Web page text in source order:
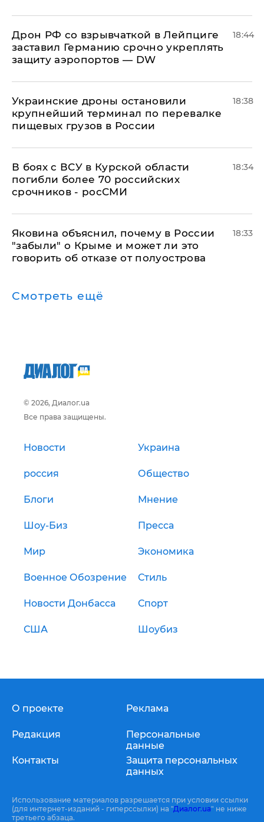
​Дрон РФ со взрывчаткой в Лейпциге
заставил Германию срочно укреплять
защиту аэропортов — DW
18:44
Украинские дроны остановили
крупнейший терминал по перевалке
пищевых грузов в России
18:38
В боях с ВСУ в Курской области
погибли более 70 российских
срочников - росСМИ
18:34
Яковина объяснил, почему в России
"забыли" о Крыме и может ли это
говорить об отказе от полуострова
18:33
Смотреть ещё
© 2026, Диалог.ua
Все права защищены.
Новости Украина
россия Общество
Блоги Мнение
Шоу-Биз Пресса
Мир Экономика
Военное Обозрение Стиль
Новости Донбасса Спорт
США Шоубиз
О проекте
Редакция
Контакты
Реклама
Персональные
данные
Защита персональных
данных
Использование материалов разрешается при условии ссылки
(для интернет-изданий - гиперссылки) на "Диалог.ua" не ниже
третьего абзаца.